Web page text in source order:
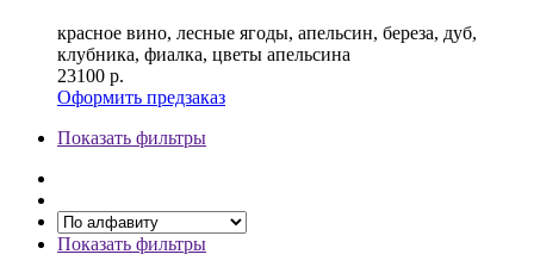
красное вино, лесные ягоды, апельсин, береза, дуб,
клубника, фиалка, цветы апельсина
23100 р.
Оформить предзаказ
Показать фильтры
Показать фильтры